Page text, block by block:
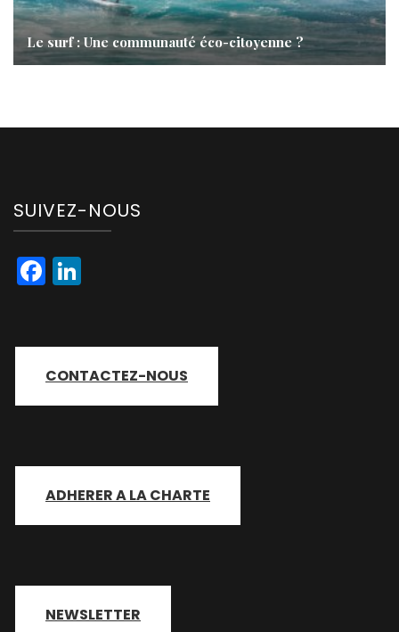
Le surf : Une communauté éco-citoyenne ?
SUIVEZ-NOUS
Facebook
CONTACTEZ-NOUS
ADHERER A LA CHARTE
NEWSLETTER